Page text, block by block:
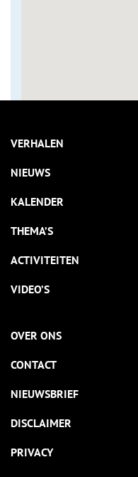
VERHALEN
NIEUWS
KALENDER
THEMA’S
ACTIVITEITEN
VIDEO’S
OVER ONS
CONTACT
NIEUWSBRIEF
DISCLAIMER
PRIVACY